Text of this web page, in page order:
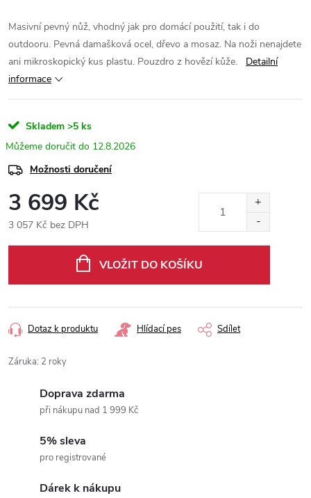
Masivní pevný nůž, vhodný jak pro domácí použití, tak i do
outdooru. Pevná damašková ocel, dřevo a mosaz. Na noži nenajdete
ani mikroskopický kus plastu. Pouzdro z hovězí kůže.
Detailní
informace
Skladem >5 ks
12.8.2026
Možnosti doručení
3 699 Kč
3 057 Kč bez DPH
VLOŽIT DO KOŠÍKU
Dotaz k produktu Hlídací pes Sdílet
Záruka: 2 roky
Doprava zdarma
při nákupu nad 1 999 Kč
5% sleva
pro registrované
Dárek k nákupu